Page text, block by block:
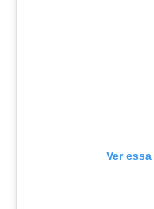
Ver